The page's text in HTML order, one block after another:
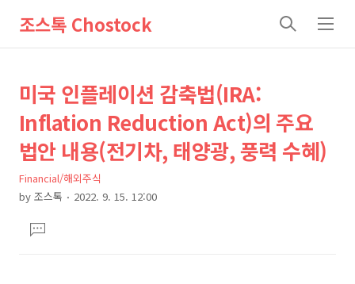
조스톡 Chostock
검
메
상
세
컨
텐
츠
본
제
목
미국 인플레이션 감축법(IRA:
Inflation Reduction Act)의 주요
법안 내용(전기차, 태양광, 풍력 수혜)
Financial/해외주식
by 조스톡 2022. 9. 15. 12:00
문댓
글